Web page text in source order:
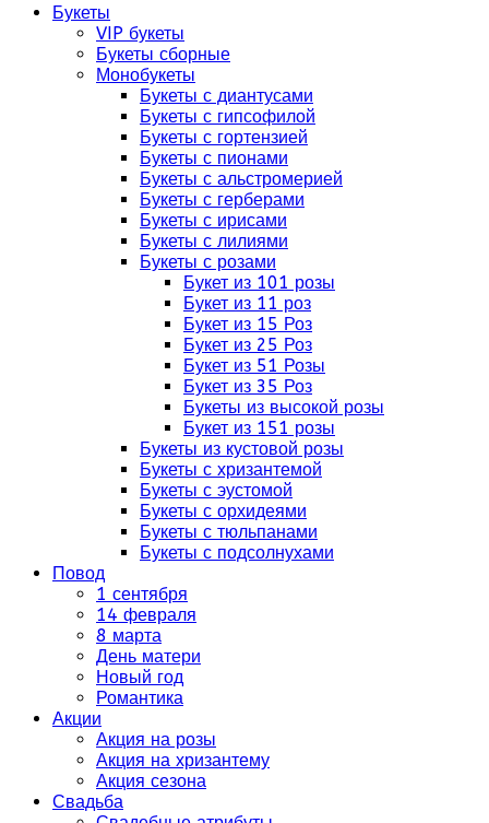
Букеты
VIP букеты
Букеты сборные
Монобукеты
Букеты с диантусами
Букеты с гипсофилой
Букеты с гортензией
Букеты с пионами
Букеты с альстромерией
Букеты с герберами
Букеты с ирисами
Букеты с лилиями
Букеты с розами
Букет из 101 розы
Букет из 11 роз
Букет из 15 Роз
Букет из 25 Роз
Букет из 51 Розы
Букет из 35 Роз
Букеты из высокой розы
Букет из 151 розы
Букеты из кустовой розы
Букеты с хризантемой
Букеты с эустомой
Букеты с орхидеями
Букеты с тюльпанами
Букеты с подсолнухами
Повод
1 сентября
14 февраля
8 марта
День матери
Новый год
Романтика
Акции
Акция на розы
Акция на хризантему
Акция сезона
Свадьба